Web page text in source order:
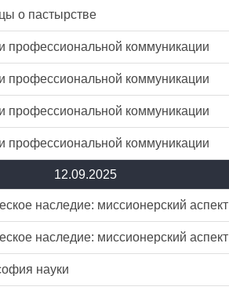
о пастырстве
профессиональной коммуникации
профессиональной коммуникации
профессиональной коммуникации
профессиональной коммуникации
12.09.2025
наследие: миссионерский аспект
наследие: миссионерский аспект
науки